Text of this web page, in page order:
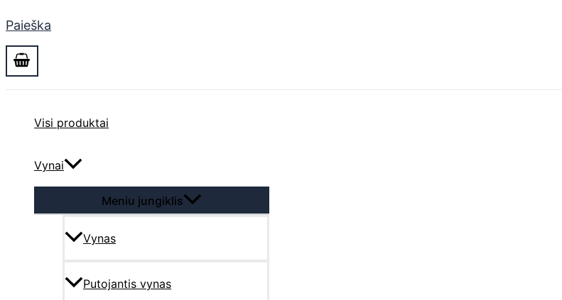
Paieška
Visi produktai
Vynai
Meniu jungiklis
Vynas
Putojantis vynas